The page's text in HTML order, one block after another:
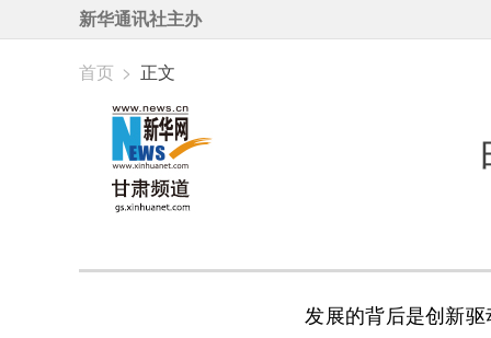
新华通讯社主办
首页 > 正文
发展的背后是创新驱